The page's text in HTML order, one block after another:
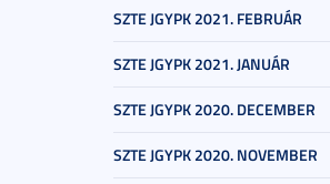
SZTE JGYPK 2021. FEBRUÁR
SZTE JGYPK 2021. JANUÁR
SZTE JGYPK 2020. DECEMBER
SZTE JGYPK 2020. NOVEMBER